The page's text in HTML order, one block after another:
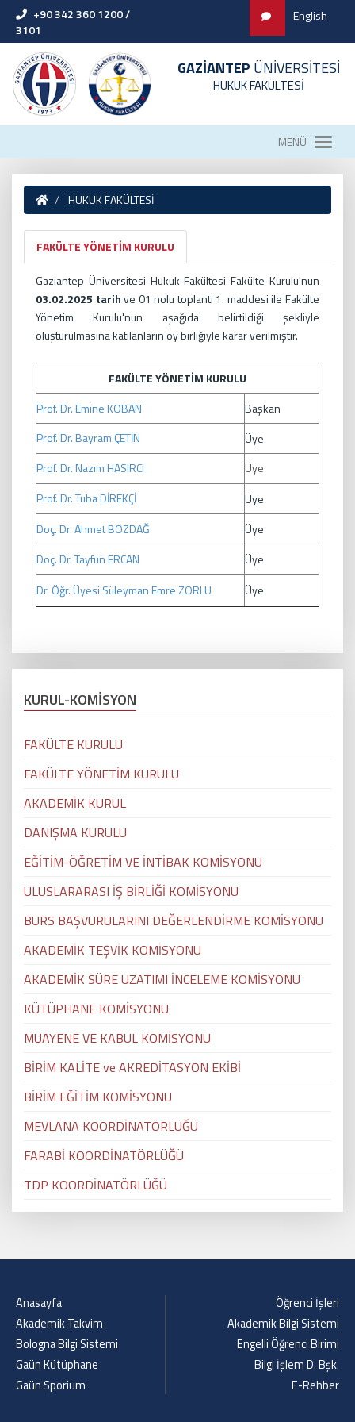
+90 342 360 1200 /
3101
English
GAZİANTEP ÜNİVERSİTESİ
HUKUK FAKÜLTESİ
MENÜ
HUKUK FAKÜLTESİ
FAKÜLTE YÖNETİM KURULU
Gaziantep Üniversitesi Hukuk Fakültesi Fakülte Kurulu'nun
03.02.2025 tarihve 01 nolu toplantı 1. maddesi ile Fakülte
Yönetim Kurulu'nun aşağıda belirtildiği şekliyle
oluşturulmasına katılanların oy birliğiyle karar verilmiştir.
FAKÜLTE YÖNETİM KURULU
Prof. Dr. Emine KOBAN
Başkan
Prof. Dr. Bayram ÇETİN
Üye
Prof. Dr. Nazım HASIRCI
Üye
Prof. Dr. Tuba DİREKÇİ
Üye
Doç. Dr. Ahmet BOZDAĞ
Üye
Doç. Dr. Tayfun ERCAN
Üye
Dr. Öğr. Üyesi Süleyman Emre ZORLU
Üye
KURUL-KOMİSYON
FAKÜLTE KURULU
FAKÜLTE YÖNETİM KURULU
AKADEMİK KURUL
DANIŞMA KURULU
EĞİTİM-ÖĞRETİM VE İNTİBAK KOMİSYONU
ULUSLARARASI İŞ BİRLİĞİ KOMİSYONU
BURS BAŞVURULARINI DEĞERLENDİRME KOMİSYONU
AKADEMİK TEŞVİK KOMİSYONU
AKADEMİK SÜRE UZATIMI İNCELEME KOMİSYONU
KÜTÜPHANE KOMİSYONU
MUAYENE VE KABUL KOMİSYONU
BİRİM KALİTE ve AKREDİTASYON EKİBİ
BİRİM EĞİTİM KOMİSYONU
MEVLANA KOORDİNATÖRLÜĞÜ
FARABİ KOORDİNATÖRLÜĞÜ
TDP KOORDİNATÖRLÜĞÜ
Anasayfa
Akademik Takvim
Bologna Bilgi Sistemi
Gaün Kütüphane
Gaün Sporium
Öğrenci İşleri
Akademik Bilgi Sistemi
Engelli Öğrenci Birimi
Bilgi İşlem D. Bşk.
E-Rehber